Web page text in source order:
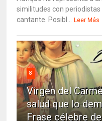
similitudes con periodistas
cantante. Posibl... Leer Más
8
Virgen del
salud que lo
Frase célebre